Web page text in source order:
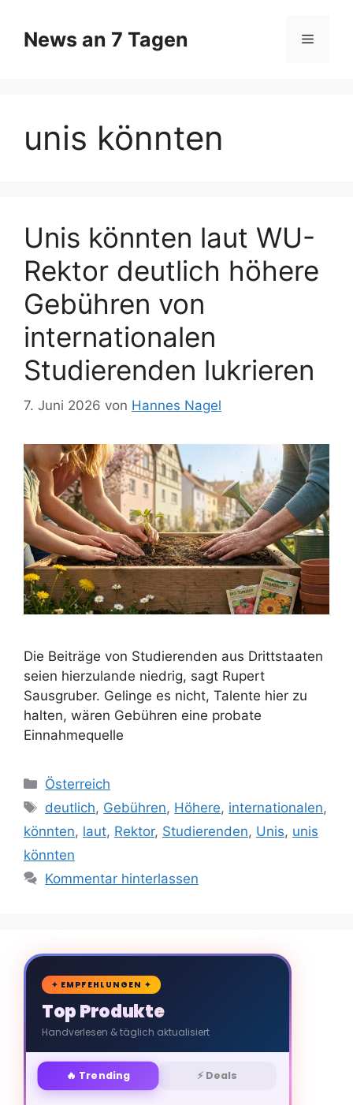
Inhalt
springen
News an 7 Tagen Menü
unis könnten
Unis könnten laut WU-
Rektor deutlich höhere
Gebühren von
internationalen
Studierenden lukrieren
7. Juni 2026 von Hannes Nagel
Die Beiträge von Studierenden aus Drittstaaten
seien hierzulande niedrig, sagt Rupert
Sausgruber. Gelinge es nicht, Talente hier zu
halten, wären Gebühren eine probate
Einnahmequelle
Kategorien
Österreich
Schlagwörter
deutlich, Gebühren, Höhere, internationalen,
könnten, laut, Rektor, Studierenden, Unis, unis
könnten
Kommentar hinterlassen
🛒
✦ EMPFEHLUNGEN ✦
Top Produkte
Handverlesen & täglich aktualisiert
🔥 Trending ⚡ Deals